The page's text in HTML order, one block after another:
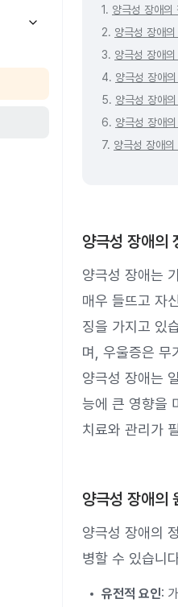
1. 양극성 장애의
2. 양극성 장애
3. 양극성 장애
4. 양극성 장애
5. 양극성 장애
6. 양극성 장애
7. 양극성 장애
양극성 장애의
양극성 장애는
매우 들뜨고 자
징을 가지고 있
며, 우울증은 무
양극성 장애는
능에 큰 영향을
치료와 관리가
양극성 장애의
양극성 장애의
병할 수 있습니
유전적 요인: